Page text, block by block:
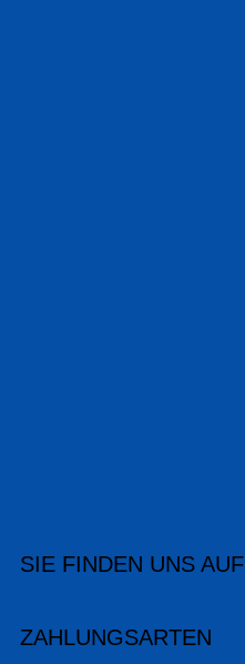
SIE FINDEN UNS AUF
ZAHLUNGSARTEN